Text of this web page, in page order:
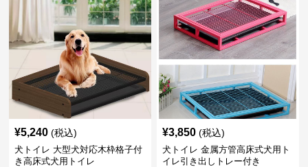
¥5,240 (税込)
犬トイレ 大型犬対応木枠格子付
き高床式犬用トイレ
¥3,850 (税込)
犬トイレ 金属方管高床式犬用ト
イレ引き出しトレー付き